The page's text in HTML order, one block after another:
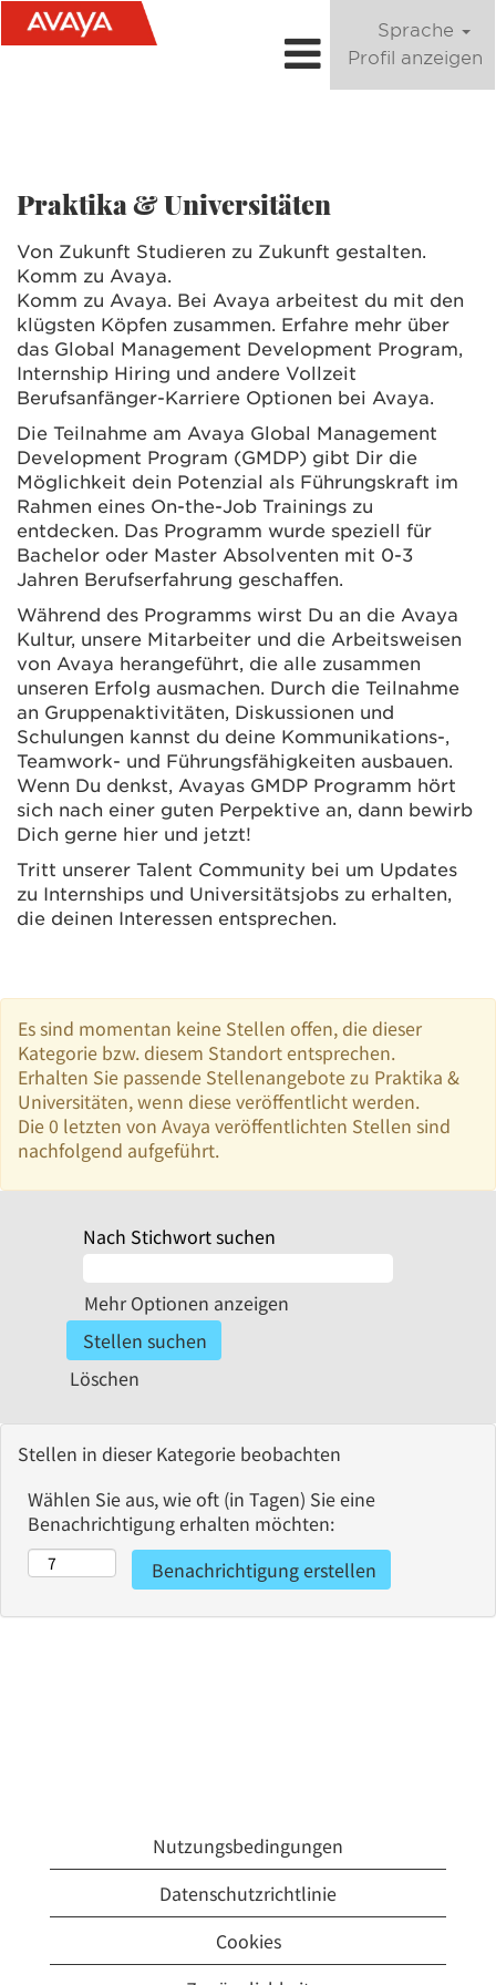
Sprache
Profil anzeigen
Praktika & Universitäten
Von Zukunft Studieren zu Zukunft gestalten.
Komm zu Avaya.
Komm zu Avaya. Bei Avaya arbeitest du mit den
klügsten Köpfen zusammen. Erfahre mehr über
das Global Management Development Program,
Internship Hiring und andere Vollzeit
Berufsanfänger-Karriere Optionen bei Avaya.
Die Teilnahme am Avaya Global Management
Development Program (GMDP) gibt Dir die
Möglichkeit dein Potenzial als Führungskraft im
Rahmen eines On-the-Job Trainings zu
entdecken. Das Programm wurde speziell für
Bachelor oder Master Absolventen mit 0-3
Jahren Berufserfahrung geschaffen.
Während des Programms wirst Du an die Avaya
Kultur, unsere Mitarbeiter und die Arbeitsweisen
von Avaya herangeführt, die alle zusammen
unseren Erfolg ausmachen. Durch die Teilnahme
an Gruppenaktivitäten, Diskussionen und
Schulungen kannst du deine Kommunikations-,
Teamwork- und Führungsfähigkeiten ausbauen.
Wenn Du denkst, Avayas GMDP Programm hört
sich nach einer guten Perpektive an, dann bewirb
Dich gerne hier und jetzt!
Tritt unserer Talent Community bei um Updates
zu Internships und Universitätsjobs zu erhalten,
die deinen Interessen entsprechen.
Es sind momentan keine Stellen offen, die dieser
Kategorie bzw. diesem Standort entsprechen.
Erhalten Sie passende Stellenangebote zu Praktika &
Universitäten, wenn diese veröffentlicht werden.
Die 0 letzten von Avaya veröffentlichten Stellen sind
nachfolgend aufgeführt.
Nach Stichwort suchen
Mehr Optionen anzeigen
Löschen
Stellen in dieser Kategorie beobachten
Wählen Sie aus, wie oft (in Tagen) Sie eine
Benachrichtigung erhalten möchten:
Nutzungsbedingungen
Datenschutzrichtlinie
Cookies